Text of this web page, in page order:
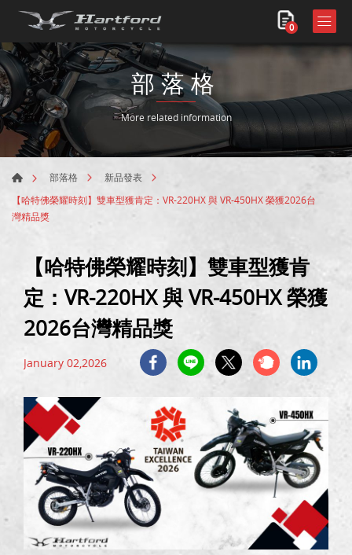
0
部落格
More related information
部落格
新品發表
【哈特佛榮耀時刻】雙車型獲肯定：VR-220HX 與 VR-450HX 榮獲2026台
灣精品獎
【哈特佛榮耀時刻】雙車型獲肯
定：VR-220HX 與 VR-450HX 榮獲
2026台灣精品獎
January 02,2026